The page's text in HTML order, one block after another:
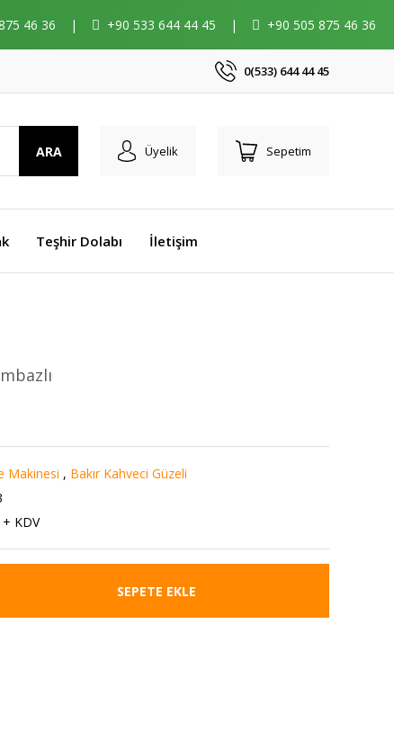
46 36 | +90 533 644 44 45 | +90 505 875 46 36
0(533) 644 44 45
ARA Üyelik Sepetim
Teşhir Dolabı İletişim
Makinesi , Bakır Kahveci Güzeli
KDV
SEPETE EKLE